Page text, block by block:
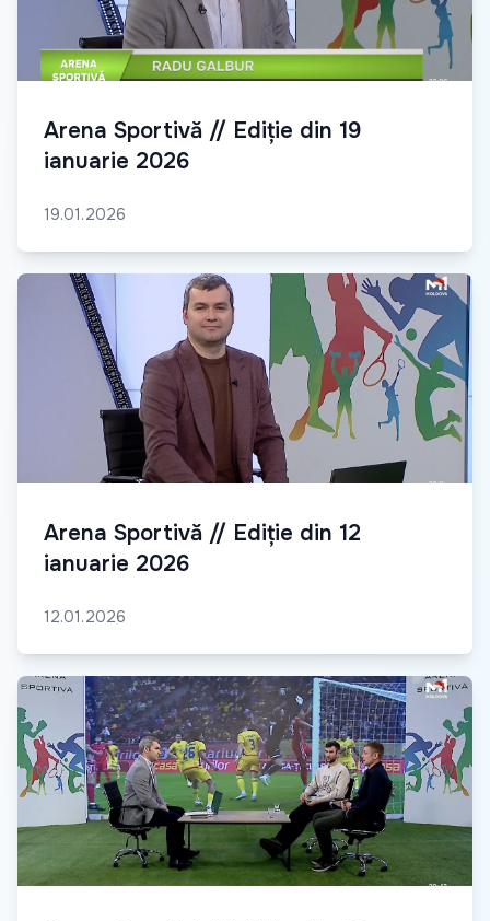
Arena Sportivă // Ediție din 19
ianuarie 2026
19.01.2026
Arena Sportivă // Ediție din 12
ianuarie 2026
12.01.2026